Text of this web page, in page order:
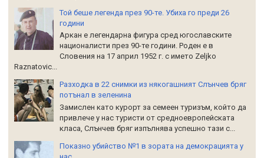
Той беше легенда през 90-те. Убиха го преди 26
години
Аркан е легендарна фигура сред югославските
националисти през 90-те години. Роден е в
Словения на 17 април 1952 г. с името Zeljko
Raznatoviс...
Разходка в 22 снимки из някогашният Слънчев бряг
потънал в зеленина
Замислен като курорт за семеен туризъм, който да
привлече у нас туристи от средноевропейската
класа, Слънчев бряг изпълнява успешно тази с...
Показно убийство №1 в зората на демокрацията у